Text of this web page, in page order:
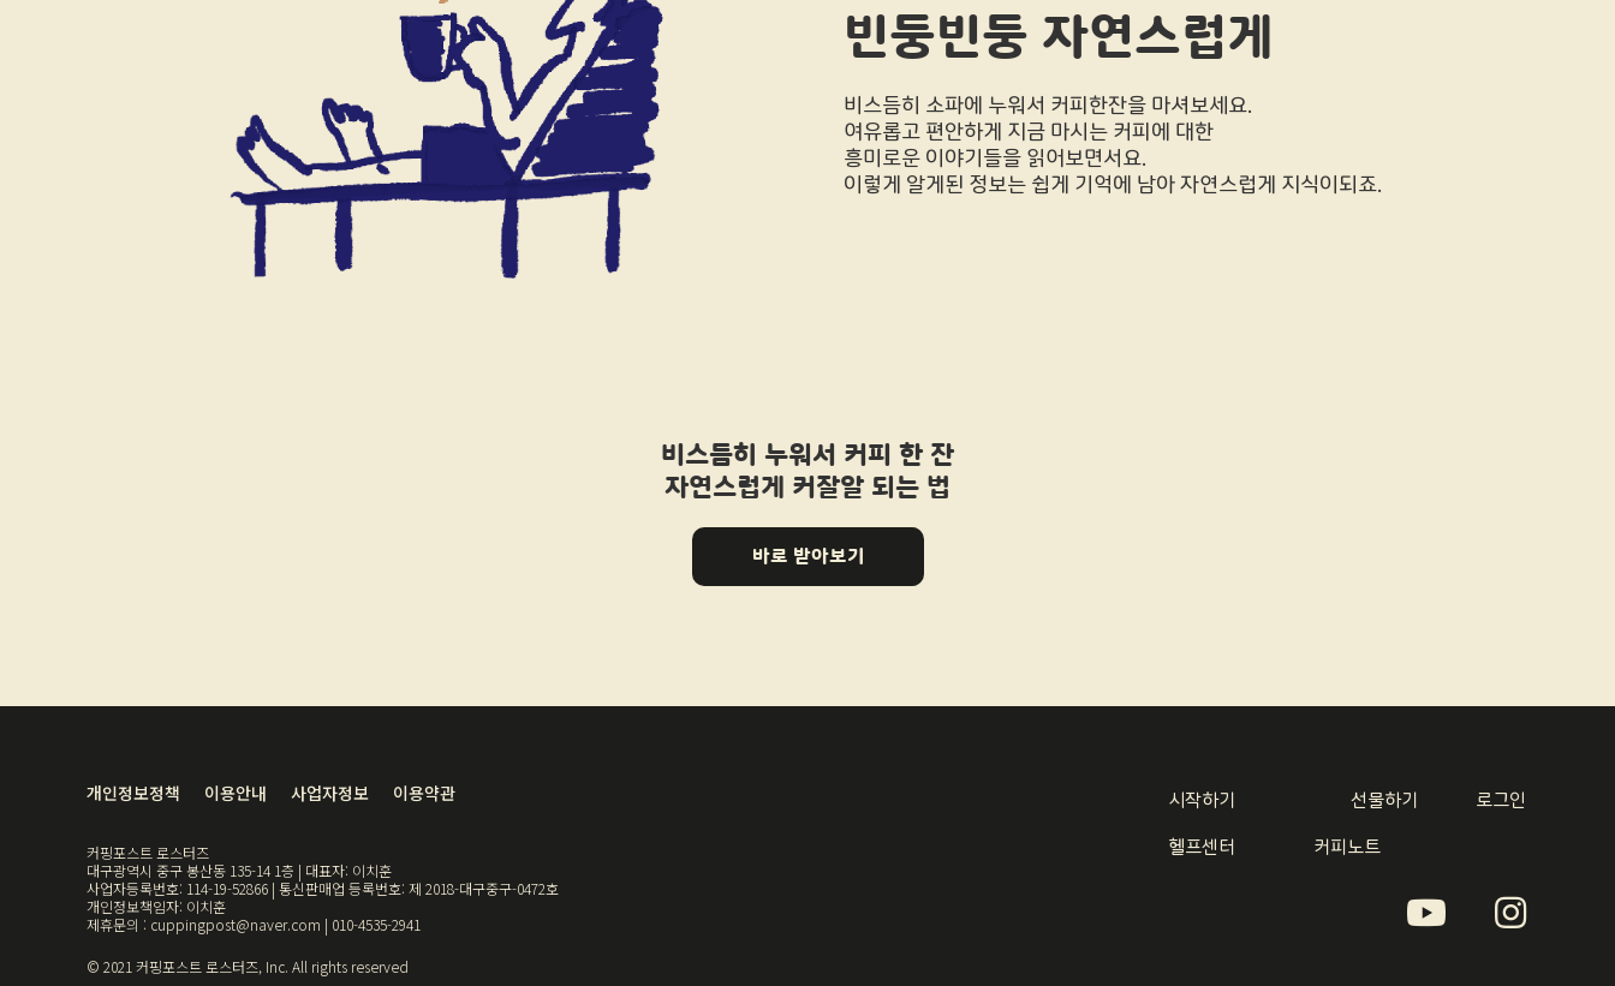
빈둥빈둥 자연스럽게
비스듬히 소파에 누워서 커피한잔을 마셔보세요.
여유롭고 편안하게 지금 마시는 커피에 대한
흥미로운 이야기들을 읽어보면서요.
이렇게 알게된 정보는 쉽게 기억에 남아 자연스럽게 지식이되죠.
비스듬히 누워서 커피 한 잔
자연스럽게 커잘알 되는 법
바로 받아보기
개인정보정책 이용안내 사업자정보 이용약관
커핑포스트 로스터즈
대구광역시 중구 봉산동 135-14 1층 | 대표자: 이치훈
사업자등록번호: 114-19-52866 | 통신판매업 등록번호: 제 2018-대구중구-0472호
개인정보책임자: 이치훈
제휴문의 : cuppingpost@naver.com | 010-4535-2941
© 2021 커핑포스트 로스터즈, Inc. All rights reserved
시작하기
헬프센터
선물하기
커피노트
로그인